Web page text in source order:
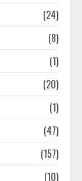
(24)
(8)
(1)
(20)
(1)
(47)
(157)
(10)